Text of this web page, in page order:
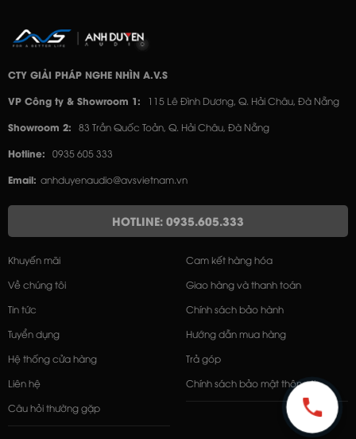
CTY GIẢI PHÁP NGHE NHÌN A.V.S
VP Công ty & Showroom 1: 115 Lê Đình Dương, Q. Hải Châu, Đà Nẵng
Showroom 2: 83 Trần Quốc Toản, Q. Hải Châu, Đà Nẵng
Hotline: 0935 605 333
Email: anhduyenaudio@avsvietnam.vn
HOTLINE: 0935.605.333
Khuyến mãi
Về chúng tôi
Tin tức
Tuyển dụng
Hệ thống cửa hàng
Liên hệ
Câu hỏi thường gặp
Cam kết hàng hóa
Giao hàng và thanh toán
Chính sách bảo hành
Hướng dẫn mua hàng
Trả góp
Chính sách bảo mật thông tin